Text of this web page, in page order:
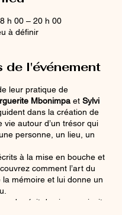
h 00 – 20 h 00
à définir
de l'événement
leur pratique de
Mbonimpa et Sylvi
dans la création de
vie autour d’un trésor qui
personne, un lieu, un
à la mise en bouche et
comment l’art du
mémoire et lui donne un
de récit de vie vous invite